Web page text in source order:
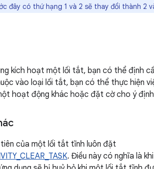
đây có thứ hạng 1 và 2 sẽ thay đổi thành 2
kích hoạt một lối tắt, bạn có thể định
vào loại lối tắt, bạn có thể thực hiện
hoạt động khác hoặc đặt cờ cho ý
của một lối tắt tĩnh luôn đặt
. Điều này có nghĩa là